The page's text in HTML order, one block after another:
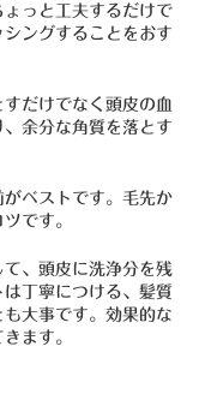
っと工夫するだけで
ングすることをおす
だけでなく頭皮の血
余分な角質を落とす
ベストです。毛先か
です。
、頭皮に洗浄分を残
丁寧につける、髪質
大事です。効果的な
ます。